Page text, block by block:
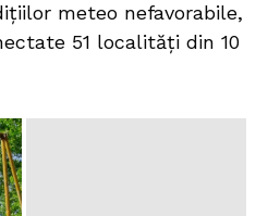
meteo nefavorabile,
51 localități din 10